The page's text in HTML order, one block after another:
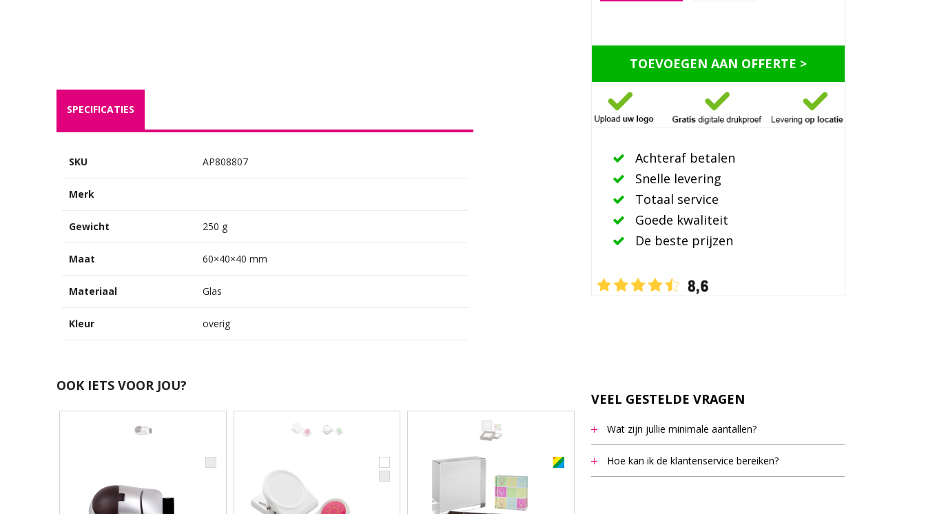
TOEVOEGEN AAN OFFERTE >
Achteraf betalen
Snelle levering
Totaal service
Goede kwaliteit
De beste prijzen
SPECIFICATIES
SKU AP808807
Merk
Gewicht 250 g
Maat 60×40×40 mm
Materiaal Glas
Kleur overig
OOK IETS VOOR JOU?
VEEL GESTELDE VRAGEN
Wat zijn jullie minimale aantallen?
Het minimale bestel aantal staat bij de meeste artikelen
vermeld, dit is het laagste aantal dat vermeld staat als er
Hoe kan ik de klantenservice bereiken?